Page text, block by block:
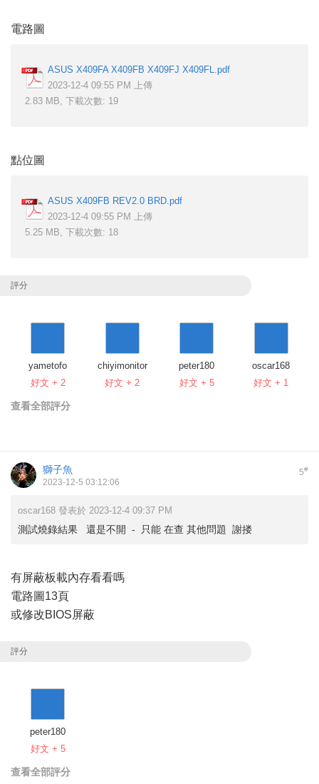
電路圖
ASUS X409FA X409FB X409FJ X409FL.pdf
2023-12-4 09:55 PM 上傳
2.83 MB, 下載次數: 19
點位圖
ASUS X409FB REV2.0 BRD.pdf
2023-12-4 09:55 PM 上傳
5.25 MB, 下載次數: 18
評分
yametofo
好文 + 2
chiyimonitor
好文 + 2
peter180
好文 + 5
oscar168
好文 + 1
查看全部評分
5#
獅子魚
2023-12-5 03:12:06
oscar168 發表於 2023-12-4 09:37 PM
測試燒錄結果 還是不開 - 只能 在查 其他問題 謝搂
有屏蔽板載內存看看嗎
電路圖13頁
或修改BIOS屏蔽
評分
peter180
好文 + 5
查看全部評分